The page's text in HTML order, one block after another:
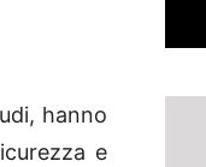
hanno
e